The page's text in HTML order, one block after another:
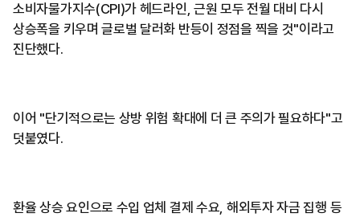
소비자물가지수(CPI)가 헤드라인, 근원 모두 전월 대비 다시
상승폭을 키우며 글로벌 달러화 반등이 정점을 찍을 것"이라고
진단했다.
이어 "단기적으로는 상방 위험 확대에 더 큰 주의가 필요하다"고
덧붙였다.
환율 상승 요인으로 수입 업체 결제 수요, 해외투자 자금 집행 등